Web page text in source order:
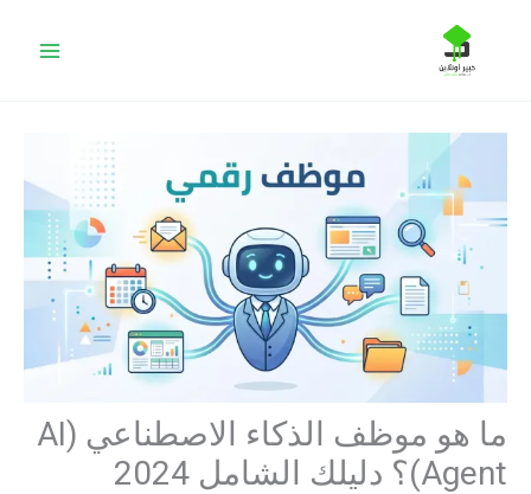
ما هو موظف الذكاء الاصطناعي (AI
Agent)؟ دليلك الشامل 2024
البحث